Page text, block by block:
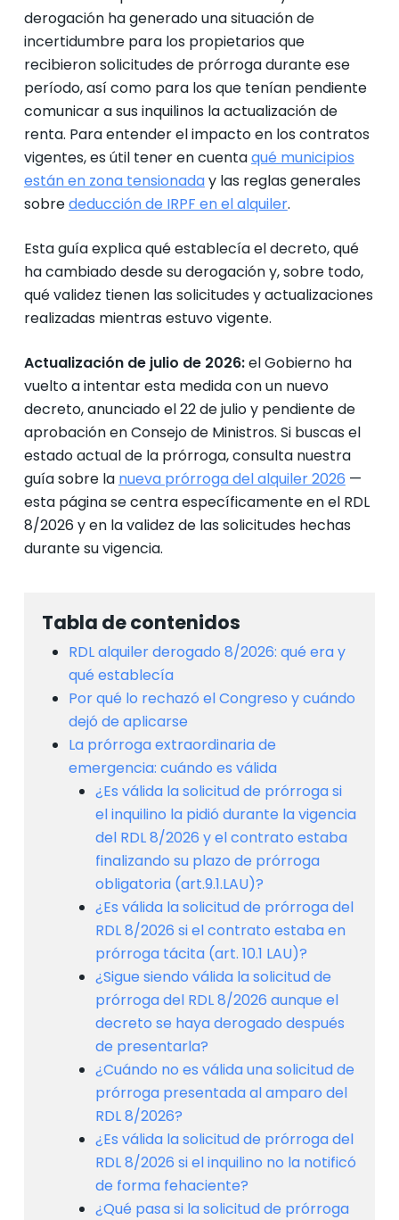
derogación ha generado una situación de
incertidumbre para los propietarios que
recibieron solicitudes de prórroga durante ese
período, así como para los que tenían pendiente
comunicar a sus inquilinos la actualización de
renta. Para entender el impacto en los contratos
vigentes, es útil tener en cuentaqué municipios
están en zona tensionaday las reglas generales
sobrededucción de IRPF en el alquiler.
Esta guía explica qué establecía el decreto, qué
ha cambiado desde su derogación y, sobre todo,
qué validez tienen las solicitudes y actualizaciones
realizadas mientras estuvo vigente.
Actualización de julio de 2026:el Gobierno ha
vuelto a intentar esta medida con un nuevo
decreto, anunciado el 22 de julio y pendiente de
aprobación en Consejo de Ministros. Si buscas el
estado actual de la prórroga, consulta nuestra
guía sobre la nueva prórroga del alquiler 2026 —
esta página se centra específicamente en el RDL
8/2026 y en la validez de las solicitudes hechas
durante su vigencia.
Tabla de contenidos
RDL alquiler derogado 8/2026: qué era y
qué establecía
Por qué lo rechazó el Congreso y cuándo
dejó de aplicarse
La prórroga extraordinaria de
emergencia: cuándo es válida
¿Es válida la solicitud de prórroga si
el inquilino la pidió durante la vigencia
del RDL 8/2026 y el contrato estaba
finalizando su plazo de prórroga
obligatoria (art.9.1.LAU)?
¿Es válida la solicitud de prórroga del
RDL 8/2026 si el contrato estaba en
prórroga tácita (art. 10.1 LAU)?
¿Sigue siendo válida la solicitud de
prórroga del RDL 8/2026 aunque el
decreto se haya derogado después
de presentarla?
¿Cuándo no es válida una solicitud de
prórroga presentada al amparo del
RDL 8/2026?
¿Es válida la solicitud de prórroga del
RDL 8/2026 si el inquilino no la notificó
de forma fehaciente?
¿Qué pasa si la solicitud de prórroga